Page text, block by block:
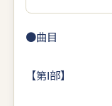
●曲目
【第Ⅰ部】